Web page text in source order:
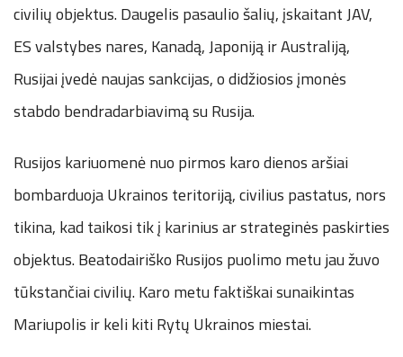
civilių objektus. Daugelis pasaulio šalių, įskaitant JAV,
ES valstybes nares, Kanadą, Japoniją ir Australiją,
Rusijai įvedė naujas sankcijas, o didžiosios įmonės
stabdo bendradarbiavimą su Rusija.
Rusijos kariuomenė nuo pirmos karo dienos aršiai
bombarduoja Ukrainos teritoriją, civilius pastatus, nors
tikina, kad taikosi tik į karinius ar strateginės paskirties
objektus. Beatodairiško Rusijos puolimo metu jau žuvo
tūkstančiai civilių. Karo metu faktiškai sunaikintas
Mariupolis ir keli kiti Rytų Ukrainos miestai.